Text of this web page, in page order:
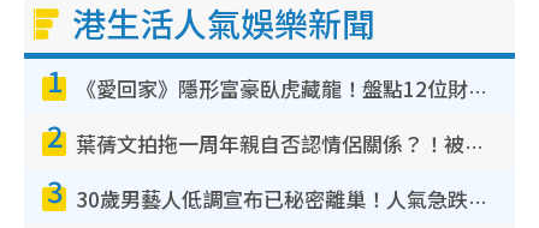
港生活人氣娛樂新聞
1 《愛回家》隱形富豪臥虎藏龍！盤點12位財氣逼人的有錢藝人：呢位靚女3億身家唔憂做
2 葉蒨文拍拖一周年親自否認情侶關係？！被質疑感情造假竟稱GM「普通同事」
3 30歲男藝人低調宣布已秘密離巢！人氣急跌變失蹤人口︰「這幾年過得並不容易」